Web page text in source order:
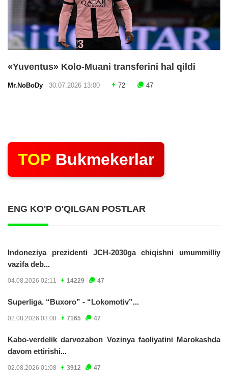
«Yuventus» Kolo-Muani transferini hal qildi
Mr.NoBoDy 30.07.2026 13:00 72 47
TOP Bukmekerlar
ENG KO'P O'QILGAN POSTLAR
Indoneziya prezidenti JCH-2030ga chiqishni umummilliy
vazifa deb...
04.08.2026 02:11 14229 47
Superliga. “Buxoro” - “Lokomotiv”...
02.08.2026 03:08 7165 47
Kabo-verdelik darvozabon Vozinya faoliyatini Marokashda
davom ettirishi...
02.08.2026 01:08 3912 47